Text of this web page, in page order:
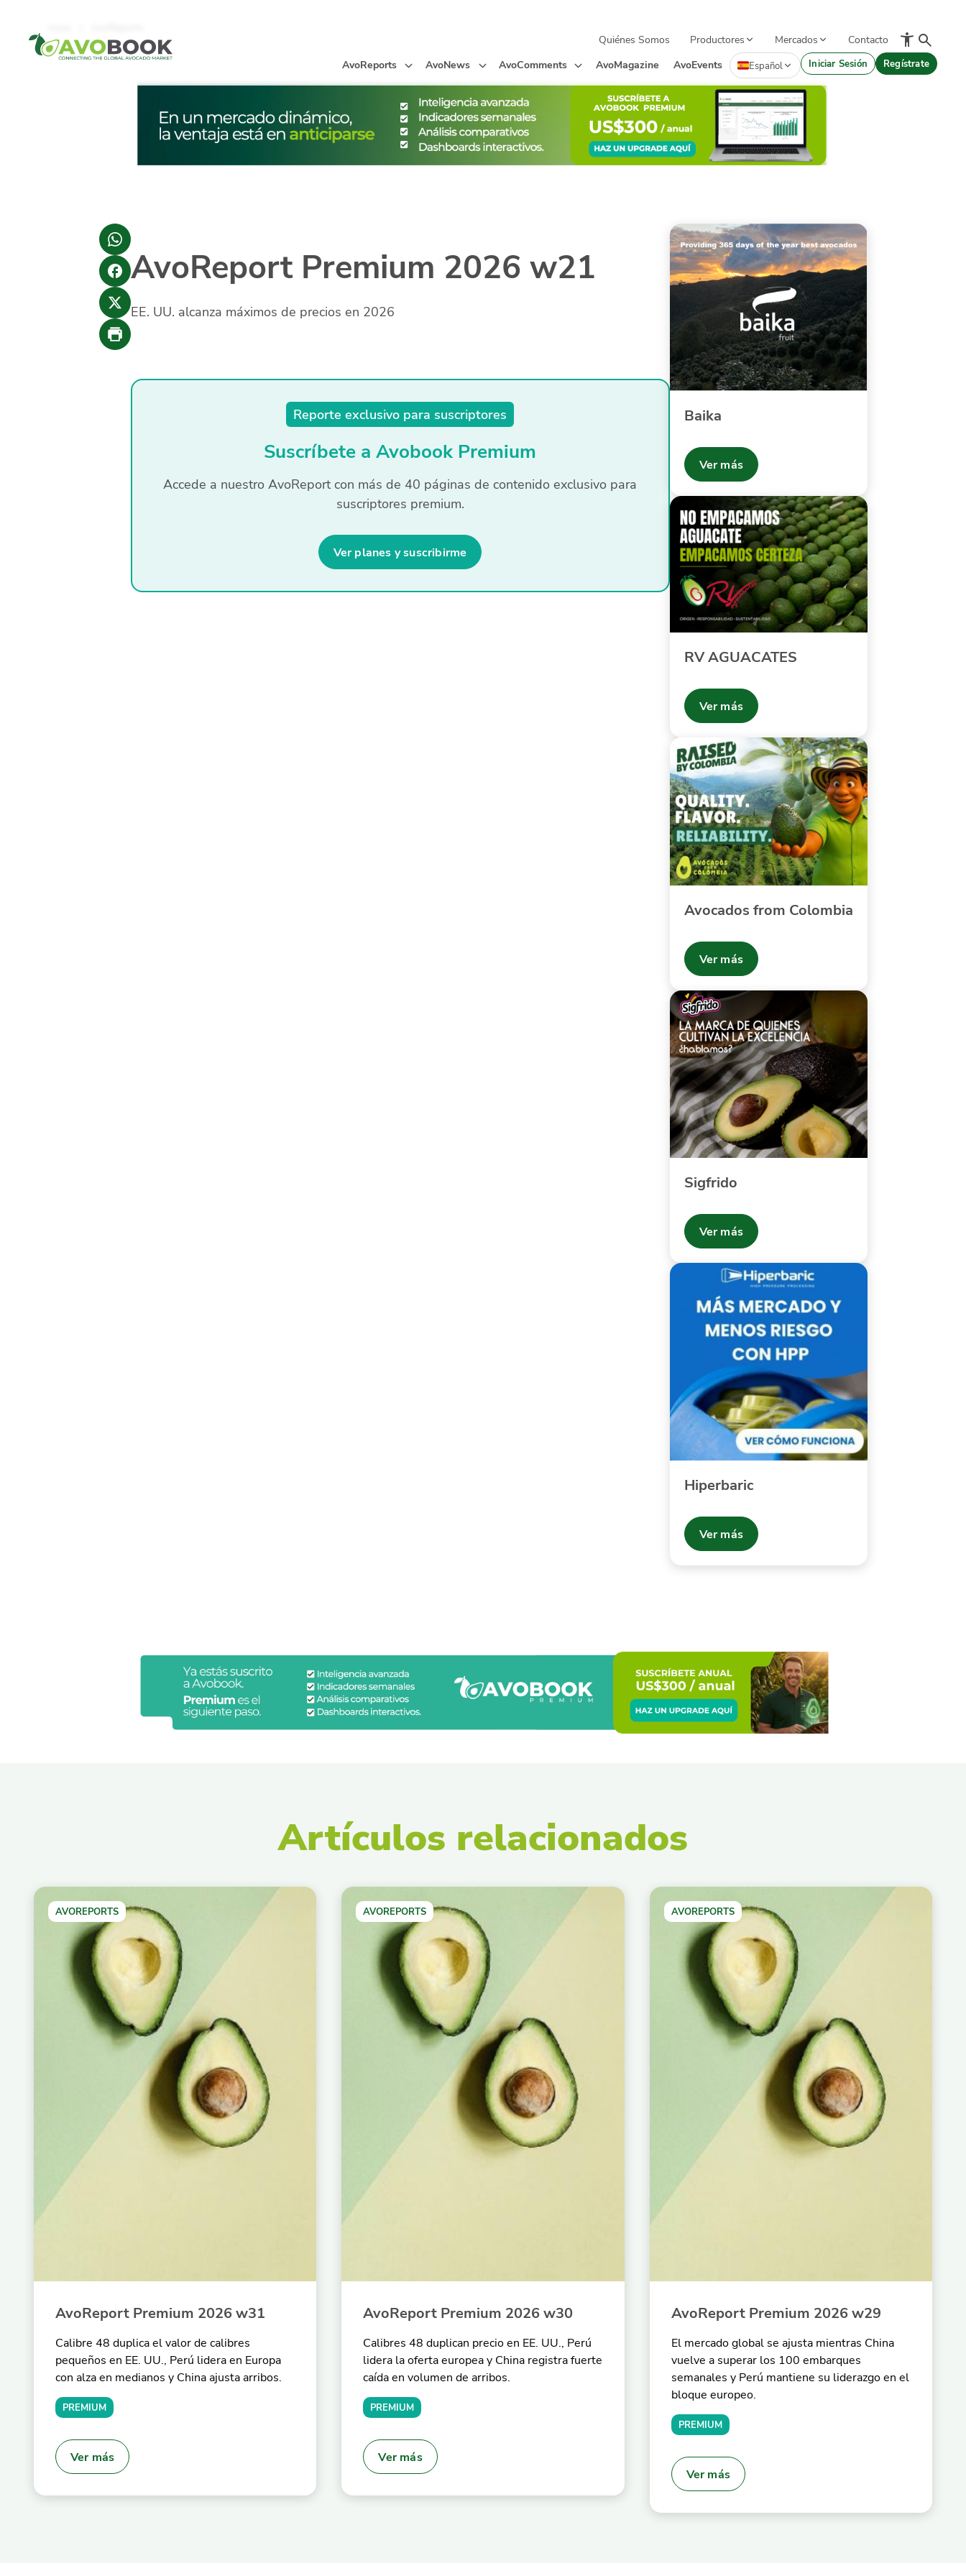
Quiénes Somos Productores Mercados
Contacto
AvoReports
AvoNews AvoComments AvoMagazine AvoEvents Español Iniciar Sesión Regístrate
AvoReport Premium 2026 w21
EE. UU. alcanza máximos de precios en 2026
Reporte exclusivo para suscriptores
Suscríbete a Avobook Premium
Accede a nuestro AvoReport con más de 40 páginas de contenido exclusivo para
suscriptores premium.
Ver planes y suscribirme
Baika
Ver más
RV AGUACATES
Ver más
Avocados from Colombia
Ver más
Sigfrido
Ver más
Hiperbaric
Ver más
Artículos relacionados
AVOREPORTS
AvoReport Premium 2026 w31
Calibre 48 duplica el valor de calibres
pequeños en EE. UU., Perú lidera en Europa
con alza en medianos y China ajusta arribos.
PREMIUM
Ver más
AVOREPORTS
AvoReport Premium 2026 w30
Calibres 48 duplican precio en EE. UU., Perú
lidera la oferta europea y China registra fuerte
caída en volumen de arribos.
PREMIUM
Ver más
AVOREPORTS
AvoReport Premium 2026 w29
El mercado global se ajusta mientras China
vuelve a superar los 100 embarques
semanales y Perú mantiene su liderazgo en el
bloque europeo.
PREMIUM
Ver más